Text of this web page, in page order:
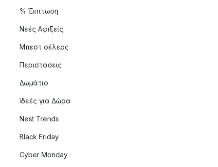
% Έκπτωση
Νεές Αφιξείς
Μπεστ σέλερς
Περιστάσεις
Δωμάτιο
Ιδεές για Δώρα
Nest Trends
Black Friday
Cyber Monday